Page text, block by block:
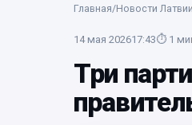
Главная/Новости Латвии
14 мая 202617:43⏱ 1
Три